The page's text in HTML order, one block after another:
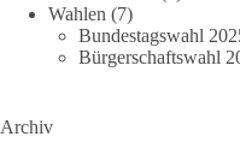
Wahlen (7)
Bundestagswahl
Bürgerschaftswahl
Archiv